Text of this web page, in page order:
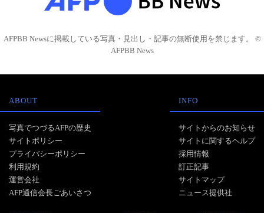
AFPBB Newsに掲載している写真・見出し・記事の無断使用を禁じます。 ©
AFPBB News
ABOUT
写真でつづるAFPの歴史
サイトポリシー
プライバシーポリシー
利用規約
運営会社
AFP通信会長ごあいさつ
INFO
サイトからのお知らせ
サイトに関するヘルプ
採用情報
訂正記事
サイトマップ
ニュース提供社